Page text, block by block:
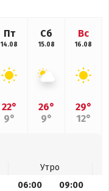
Пт
14.08
22°
9°
Сб
15.08
26°
9°
Вс
16.08
29°
12°
Утро
06:00 09:00